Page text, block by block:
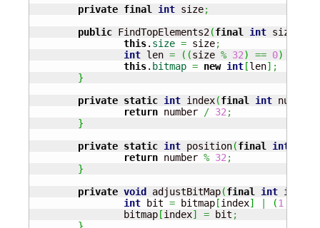
private final int size;
public FindTopElements2(final int size
this. size = size;
int len = ( (size % 32) == 0)
this. bitmap = new int [len] ;
}
private static int index(final int number
return number / 32 ;
}
private static int position(final int
return number % 32 ;
}
private void adjustBitMap(final int
int bit = bitmap [index] (1
		bitmap
[index] = bit ;